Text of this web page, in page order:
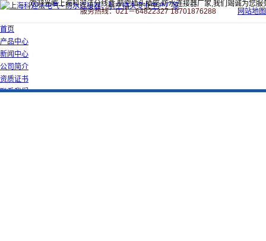
欢迎光临上海科迎法分线盒,航空插头插座,防水连接器厂家,我们竭诚为您服
服务热线：021－64822327 18701876288
网站地图
首页
产品中心
新闻中心
公司简介
资质证书
联系我们